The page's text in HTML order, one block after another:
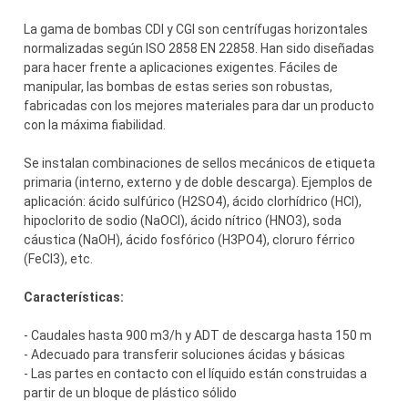
La gama de bombas CDI y CGI son centrífugas horizontales
normalizadas según ISO 2858 EN 22858. Han sido diseñadas
para hacer frente a aplicaciones exigentes. Fáciles de
manipular, las bombas de estas series son robustas,
fabricadas con los mejores materiales para dar un producto
con la máxima fiabilidad.
Se instalan combinaciones de sellos mecánicos de etiqueta
primaria (interno, externo y de doble descarga). Ejemplos de
aplicación: ácido sulfúrico (H2SO4), ácido clorhídrico (HCl),
hipoclorito de sodio (NaOCl), ácido nítrico (HNO3), soda
cáustica (NaOH), ácido fosfórico (H3PO4), cloruro férrico
(FeCl3), etc.
Características:
- Caudales hasta 900 m3/h y ADT de descarga hasta 150 m
- Adecuado para transferir soluciones ácidas y básicas
- Las partes en contacto con el líquido están construidas a
partir de un bloque de plástico sólido